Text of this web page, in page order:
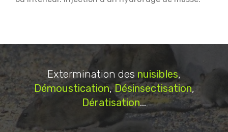
Extermination des nuisibles,
Démoustication,Désinsectisation,
Dératisation...